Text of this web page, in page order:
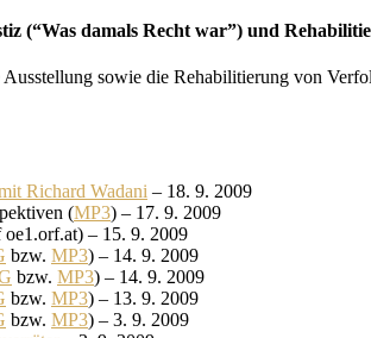
(“Was damals Recht war”) und
sowie die Rehabilitierung von
Richard Wadani – 18. 9. 2009
(MP3) – 17. 9. 2009
oe1.orf.at) – 15. 9. 2009
bzw. MP3) – 14. 9. 2009
bzw. MP3) – 14. 9. 2009
bzw. MP3) – 13. 9. 2009
bzw. MP3) – 3. 9. 2009